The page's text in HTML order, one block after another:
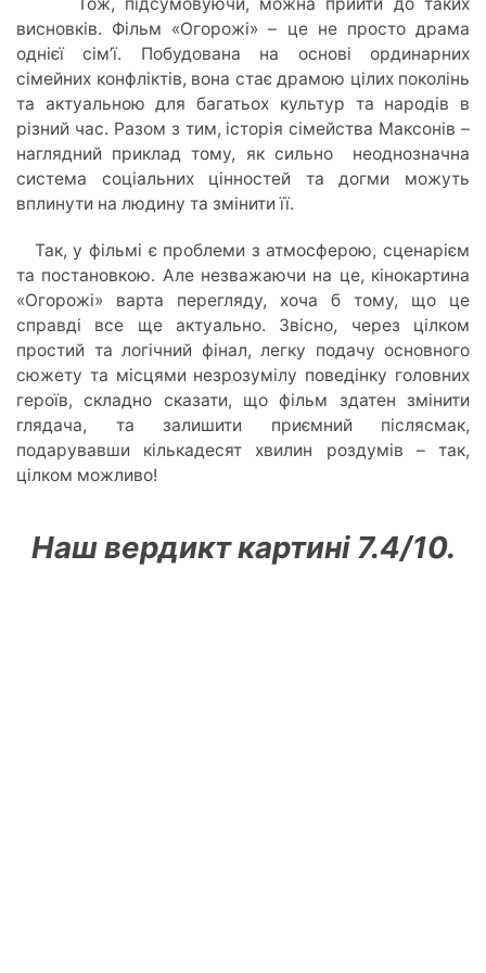
висновків. Фільм «Огорожі» – це не просто драма
однієї сім’ї. Побудована на основі ординарних
сімейних конфліктів, вона стає драмою цілих поколінь
та актуальною для багатьох культур та народів в
різний час. Разом з тим, історія сімейства Максонів –
наглядний приклад тому, як сильно неоднозначна
система соціальних цінностей та догми можуть
вплинути на людину та змінити її.
Так, у фільмі є проблеми з атмосферою, сценарієм
та постановкою. Але незважаючи на це, кінокартина
«Огорожі» варта перегляду, хоча б тому, що це
справді все ще актуально. Звісно, через цілком
простий та логічний фінал, легку подачу основного
сюжету та місцями незрозумілу поведінку головних
героїв, складно сказати, що фільм здатен змінити
глядача, та залишити приємний післясмак,
подарувавши кількадесят хвилин роздумів – так,
цілком можливо!
Наш вердикт картині 7.4/10.